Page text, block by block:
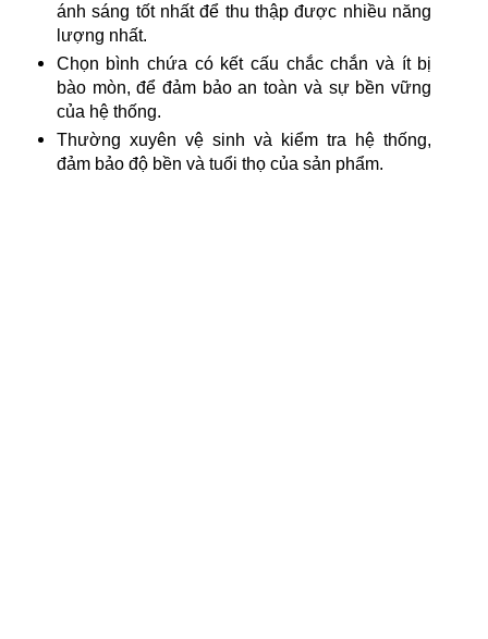
ánh sáng tốt nhất để thu thập được nhiều năng
lượng nhất.
Chọn bình chứa có kết cấu chắc chắn và ít bị
bào mòn, để đảm bảo an toàn và sự bền vững
của hệ thống.
Thường xuyên vệ sinh và kiểm tra hệ thống,
đảm bảo độ bền và tuổi thọ của sản phẩm.